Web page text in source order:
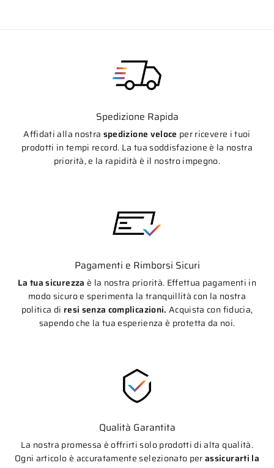
Spedizione Rapida
Affidati alla nostra spedizione veloce per ricevere i tuoi
prodotti in tempi record. La tua soddisfazione è la nostra
priorità, e la rapidità è il nostro impegno.
Pagamenti e Rimborsi Sicuri
La tua sicurezza è la nostra priorità. Effettua pagamenti in
modo sicuro e sperimenta la tranquillità con la nostra
politica di resi senza complicazioni. Acquista con fiducia,
sapendo che la tua esperienza è protetta da noi.
Qualità Garantita
La nostra promessa è offrirti solo prodotti di alta qualità.
Ogni articolo è accuratamente selezionato perassicurarti la